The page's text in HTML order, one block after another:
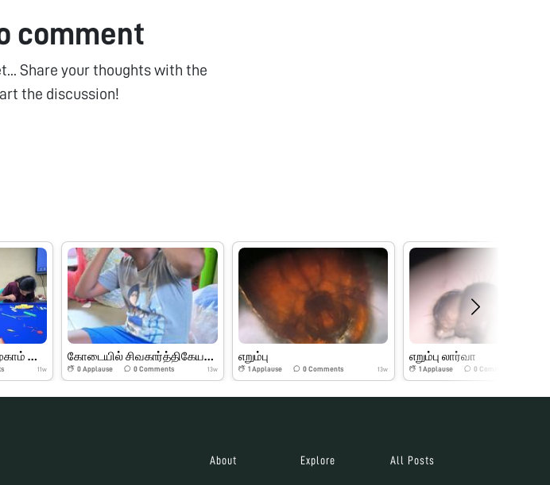
comment
Share your thoughts with the
the discussion!
11w 0 Applause 0 Comments 13w
எறும்பு
1 Applause 0 Comments 13w
எறும்பு லார்வா
1Applause 0 Comments
About Explore All Posts